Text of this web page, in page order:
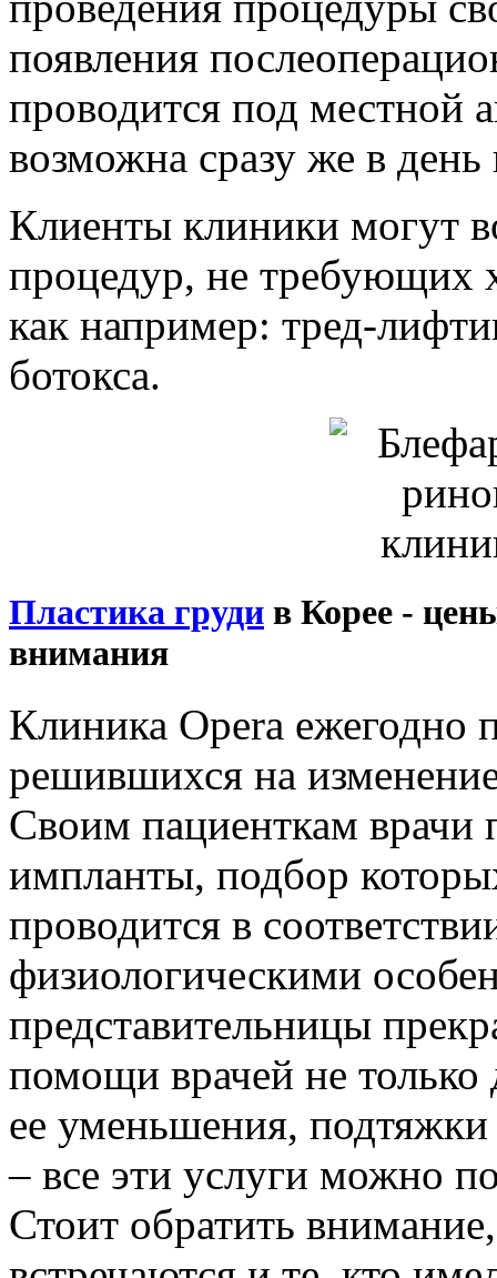
появления
проводится под местной
возможна сразу же в
Клиенты клиники могут
процедур, не требующих
как например: тред-
ботокса.
Пластика груди в Корее -
внимания
Клиника Opera
решившихся на
Своим пациенткам врачи
импланты, подбор
проводится в
физиологическими
представительницы
помощи врачей не только
ее уменьшения,
– все эти услуги можно
Стоит обратить